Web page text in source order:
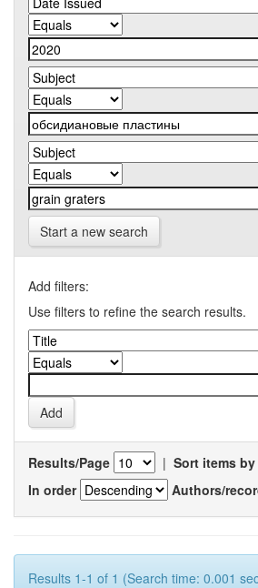
Start a new search
Add filters:
Use filters to refine the search results.
Results/Page | Sort items by
In order
Authors/
Results 1-1 of 1 (Search time: 0.001